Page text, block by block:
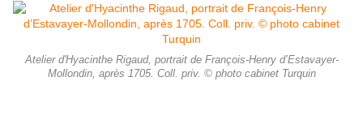
Atelier d'Hyacinthe Rigaud, portrait de François-Henry d’Estavayer-
Mollondin, après 1705. Coll. priv. © photo cabinet Turquin